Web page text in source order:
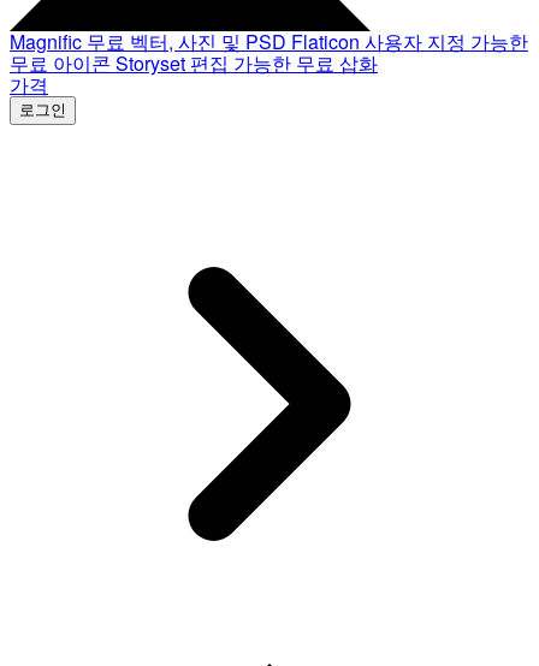
Magnific 무료 벡터, 사진 및 PSD Flaticon 사용자 지정 가능한
무료 아이콘 Storyset 편집 가능한 무료 삽화
가격
로그인